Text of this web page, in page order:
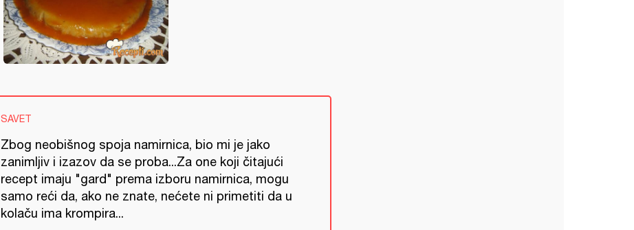
SAVET
Zbog neobišnog spoja namirnica, bio mi je jako
zanimljiv i izazov da se proba...Za one koji čitajući
recept imaju "gard" prema izboru namirnica, mogu
samo reći da, ako ne znate, nećete ni primetiti da u
kolaču ima krompira...